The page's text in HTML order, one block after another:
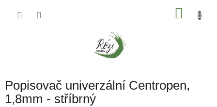
Popisovač univerzální Centropen,
1,8mm - stříbrný